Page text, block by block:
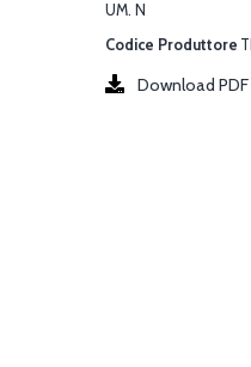
UM. N
Download PDF
Codice Produttore